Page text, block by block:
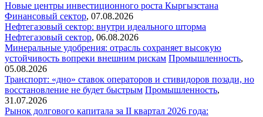
Новые центры инвестиционного роста Кыргызстана
Финансовый сектор, 07.08.2026
Нефтегазовый сектор: внутри идеального шторма
Нефтегазовый сектор, 06.08.2026
Минеральные удобрения: отрасль сохраняет высокую
устойчивость вопреки внешним рискам Промышленность,
05.08.2026
Транспорт: «дно» ставок операторов и стивидоров позади, но
восстановление не будет быстрым Промышленность,
31.07.2026
Рынок долгового капитала за II квартал 2026 года: